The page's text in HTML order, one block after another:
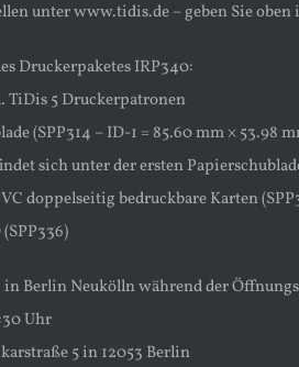
unter www.tidis.de – geben Sie
Druckerpaketes IRP340:
TiDis 5 Druckerpatronen
(SPP314 – ID-1 = 85.60 mm × 53.98
sich unter der ersten
doppelseitig bedruckbare Karten
in Berlin Neukölln während der
Uhr
5 in 12053 Berlin